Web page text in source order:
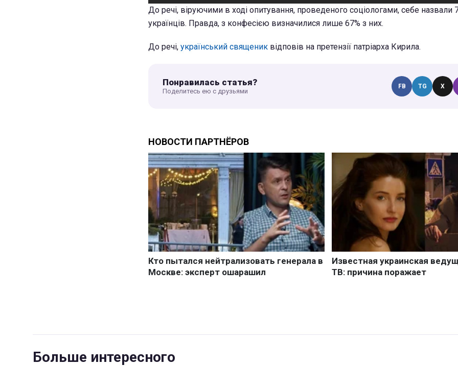
До речі, віруючими в ході опитування, проведеного соціологами, себе назвали
українців. Правда, з конфесією визначилися лише 67% з них.
До речі, український священик відповів на претензії патріарха Кирила.
Понравилась статья?
Поделитесь ею с друзьями
FB TG X
Больше интересного